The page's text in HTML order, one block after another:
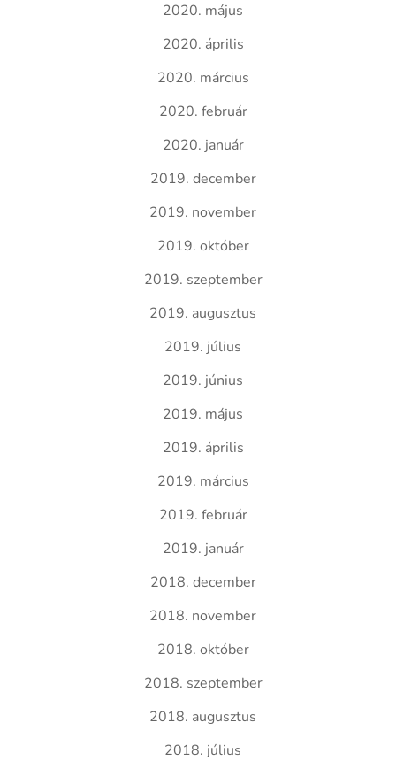
2020. május
2020. április
2020. március
2020. február
2020. január
2019. december
2019. november
2019. október
2019. szeptember
2019. augusztus
2019. július
2019. június
2019. május
2019. április
2019. március
2019. február
2019. január
2018. december
2018. november
2018. október
2018. szeptember
2018. augusztus
2018. július